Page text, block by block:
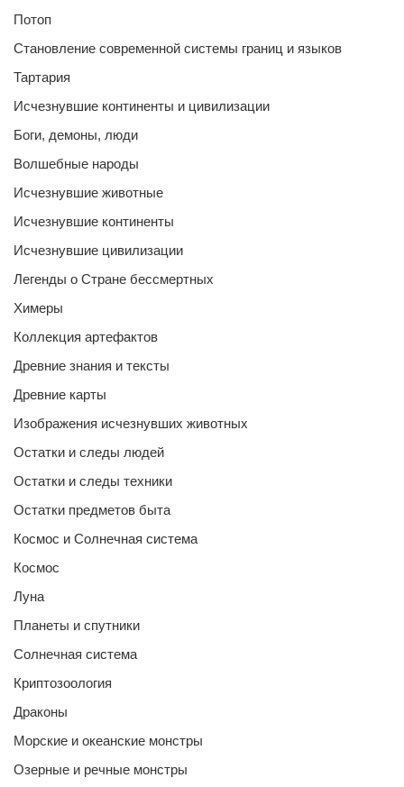
Потоп
Становление современной системы границ и языков
Тартария
Исчезнувшие континенты и цивилизации
Боги, демоны, люди
Волшебные народы
Исчезнувшие животные
Исчезнувшие континенты
Исчезнувшие цивилизации
Легенды о Стране бессмертных
Химеры
Коллекция артефактов
Древние знания и тексты
Древние карты
Изображения исчезнувших животных
Остатки и следы людей
Остатки и следы техники
Остатки предметов быта
Космос и Солнечная система
Космос
Луна
Планеты и спутники
Солнечная система
Криптозоология
Драконы
Морские и океанские монстры
Озерные и речные монстры